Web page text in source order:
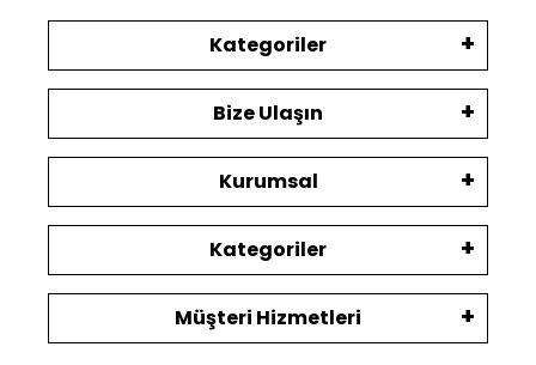
Kategoriler
Bize Ulaşın
Kurumsal
Kategoriler
Müşteri Hizmetleri